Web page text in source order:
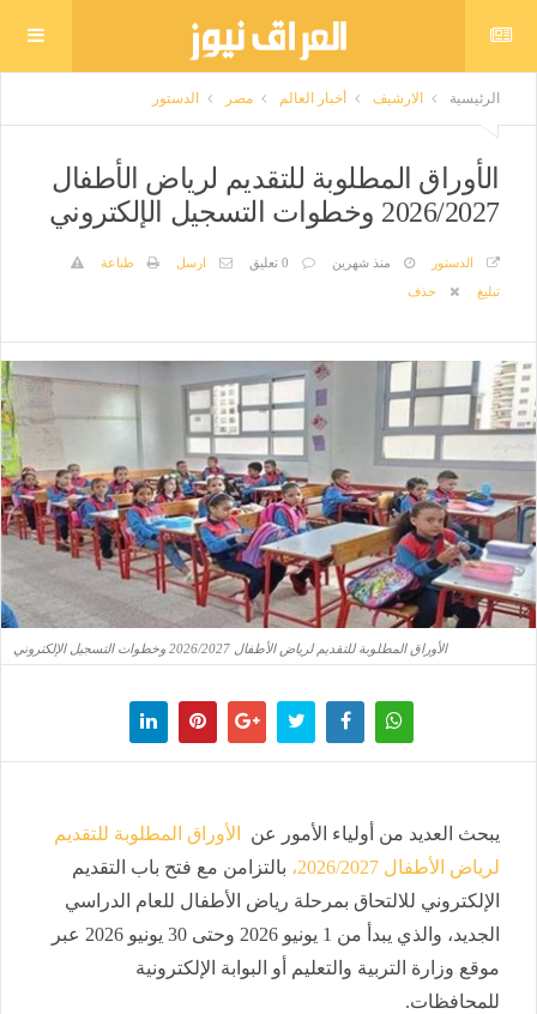
الرئيسية الارشيف أخبار العالم مصر الدستور
الأوراق المطلوبة للتقديم لرياض الأطفال
2026/2027 وخطوات التسجيل الإلكتروني
الدستور منذ شهرين 0 تعليق ارسل
طباعة
تبليغ
حذف
الأوراق المطلوبة للتقديم لرياض الأطفال 2026/2027 وخطوات التسجيل الإلكتروني
يبحث العديد من أولياء الأمور عن
الأوراق المطلوبة للتقديم
لرياض الأطفال 2026/2027،
بالتزامن مع فتح باب التقديم
الإلكتروني للالتحاق بمرحلة رياض الأطفال للعام الدراسي
الجديد، والذي يبدأ من 1 يونيو 2026 وحتى 30 يونيو 2026 عبر
موقع وزارة التربية والتعليم أو البوابة الإلكترونية
للمحافظات.